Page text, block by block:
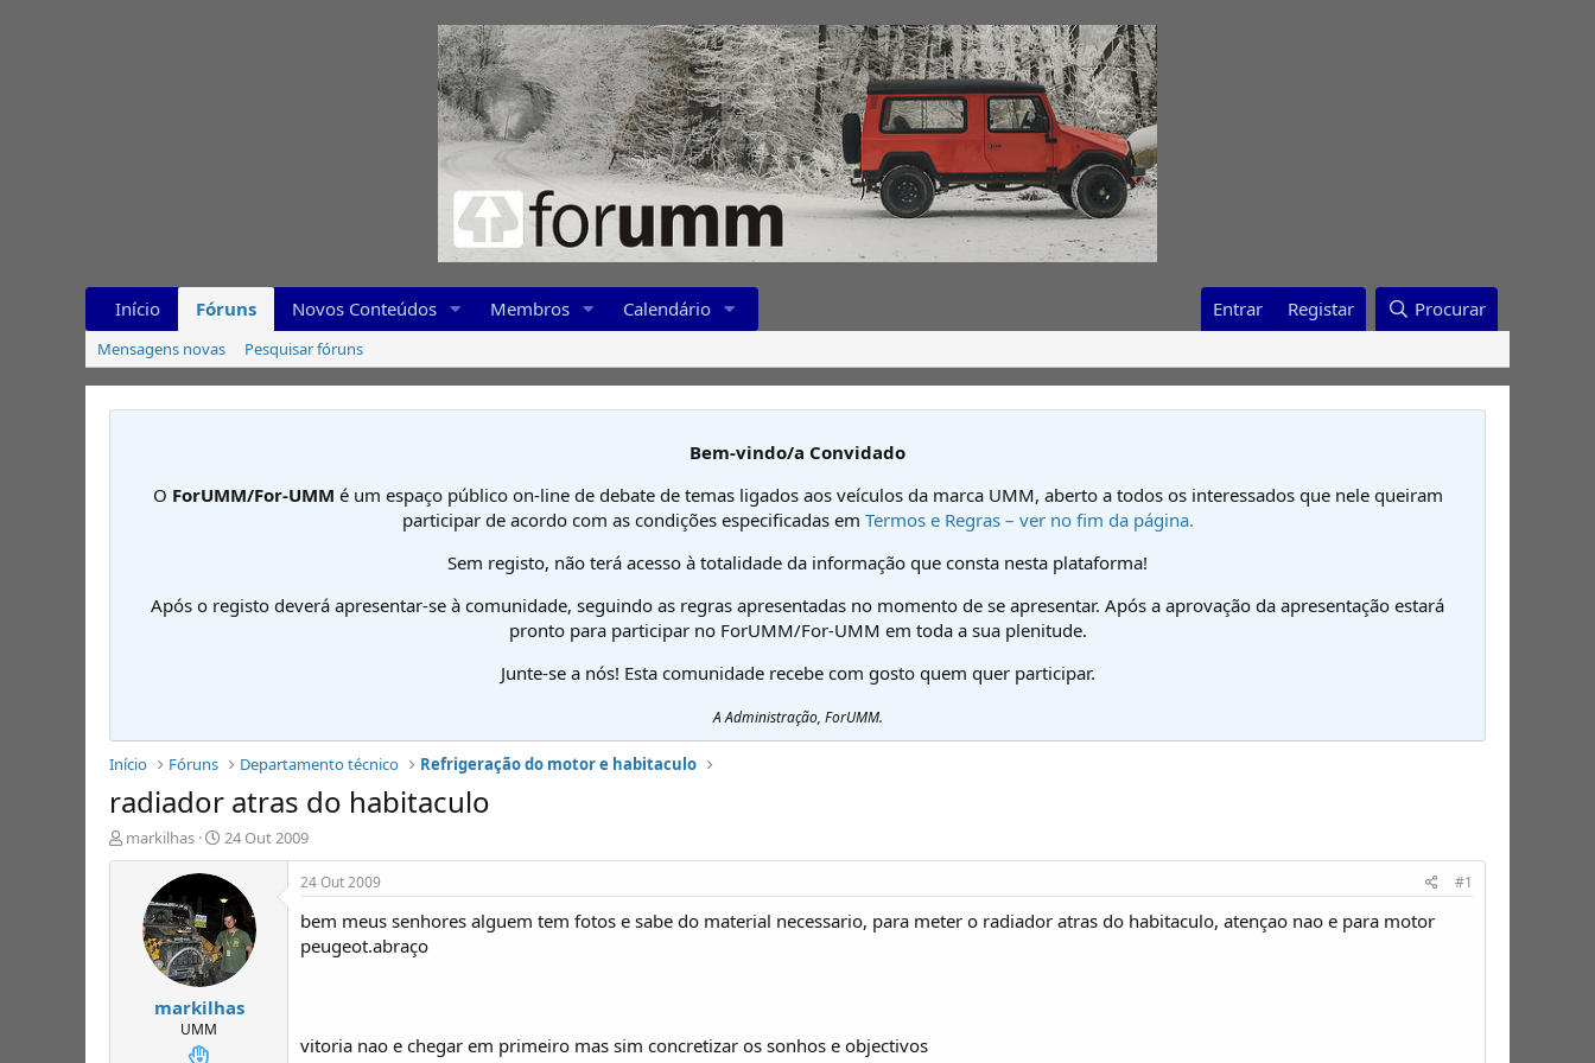
Início Fóruns Novos Conteúdos Membros Calendário Entrar Registar Procurar
Mensagens novas Pesquisar fóruns
Bem-vindo/a Convidado
O ForUMM/For-UMM é um espaço público on-line de debate de temas ligados aos veículos da marca UMM, aberto a todos os interessados que nele queiram
participar de acordo com as condições especificadas em Termos e Regras – ver no fim da página.
Sem registo, não terá acesso à totalidade da informação que consta nesta plataforma!
Após o registo deverá apresentar-se à comunidade, seguindo as regras apresentadas no momento de se apresentar. Após a aprovação da apresentação estará
pronto para participar no ForUMM/For-UMM em toda a sua plenitude.
Junte-se a nós! Esta comunidade recebe com gosto quem quer participar.
A Administração, ForUMM.
Início Fóruns Departamento técnico Refrigeração do motor e habitaculo
radiador atras do habitaculo
I
n
markilhas
D
a
t
a
d
e
i
n
í
24 Out 2009
markilhas
UMM
24 Out 2009 #1
bem meus senhores alguem tem fotos e sabe do material necessario, para meter o radiador atras do habitaculo, atençao nao e para motor
peugeot.abraço
vitoria nao e chegar em primeiro mas sim concretizar os sonhos e objectivos